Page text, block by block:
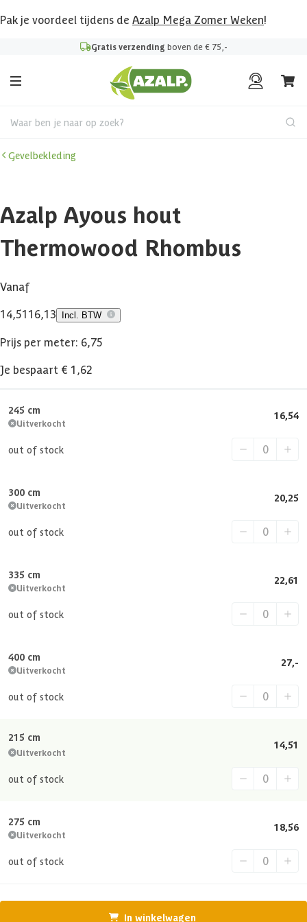
Pak je voordeel tijdens de Azalp Mega Zomer Weken!
Gratis verzending boven de € 75,-
Waar ben je naar op zoek?
Gevelbekleding
Azalp Ayous hout
Thermowood Rhombus
Vanaf
14,51 16,13 Incl. BTW
Prijs per meter: 6,75
Je bespaart € 1,62
245 cm
Uitverkocht
out of stock
16,54
300 cm
Uitverkocht
out of stock
20,25
335 cm
Uitverkocht
out of stock
22,61
400 cm
Uitverkocht
out of stock
27,-
215 cm
Uitverkocht
out of stock
14,51
275 cm
Uitverkocht
out of stock
18,56
In winkelwagen